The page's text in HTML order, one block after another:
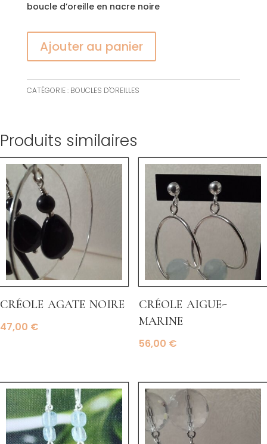
boucle d’oreille en nacre noire
Ajouter au panier
CATÉGORIE : BOUCLES D'OREILLES
Produits similaires
créole agate noire
47,00 €
créole aigue-
marine
56,00 €